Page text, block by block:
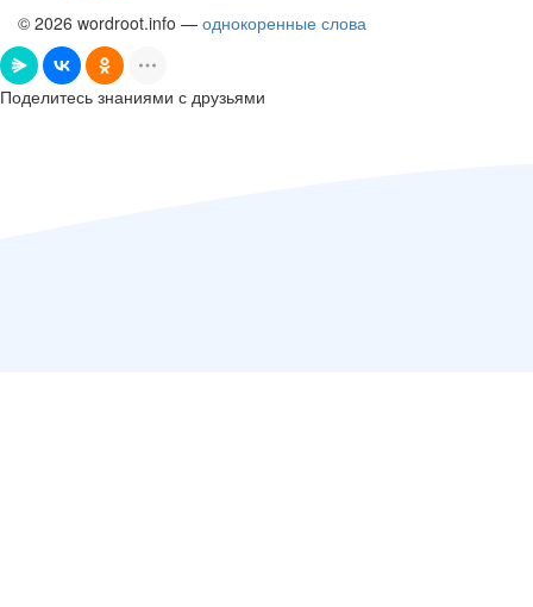
© 2026 wordroot.info — однокоренные слова
Поделитесь знаниями с друзьями